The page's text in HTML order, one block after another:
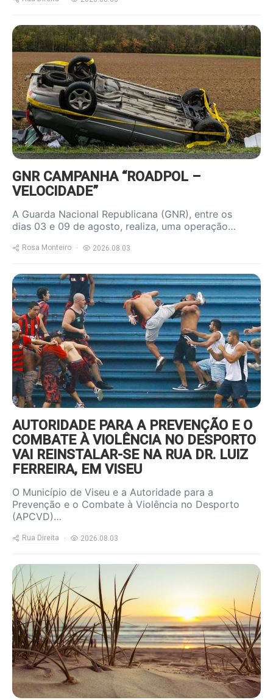
https://www.ruadireita.pt/wp-
content/uploads/2023/04/acidente-
800x600.jpg
GNR CAMPANHA “ROADPOL –
VELOCIDADE”
A Guarda Nacional Republicana (GNR), entre os
dias 03 e 09 de agosto, realiza, uma operação…
Rosa Monteiro 2026.08.03
https://www.ruadireita.pt/wp-
content/uploads/2022/09/foot-
violencia-800x600.jpg
AUTORIDADE PARA A PREVENÇÃO E O
COMBATE À VIOLÊNCIA NO DESPORTO
VAI REINSTALAR-SE NA RUA DR. LUIZ
FERREIRA, EM VISEU
O Município de Viseu e a Autoridade para a
Prevenção e o Combate à Violência no Desporto
(APCVD)…
Rua Direita 2026.08.03
https://www.ruadireita.pt/wp-
content/uploads/2020/05/praia-
1-800x600.jpg